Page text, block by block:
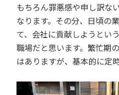
もちろん罪悪感や申し訳な
なります。その分、日頃の
て、会社に貢献しようとい
職場だと思います。 繁忙期
はありますが、基本的に定